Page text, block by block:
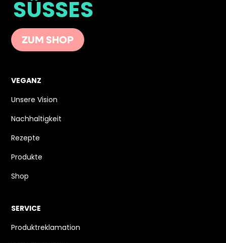
SÜSSES
ZUM SHOP
VEGANZ
Unsere Vision
Nachhaltigkeit
Rezepte
Produkte
Shop
SERVICE
Produktreklamation